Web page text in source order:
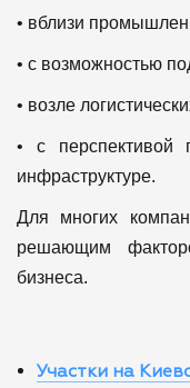
• вблизи
• с возможностью
• возле
• с перспективой
инфраструктуре.
Для многих
решающим
бизнеса.
Участки на